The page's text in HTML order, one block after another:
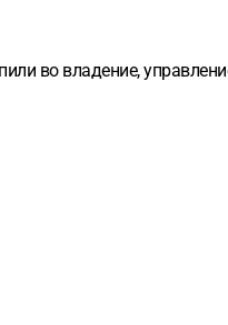
во владение,